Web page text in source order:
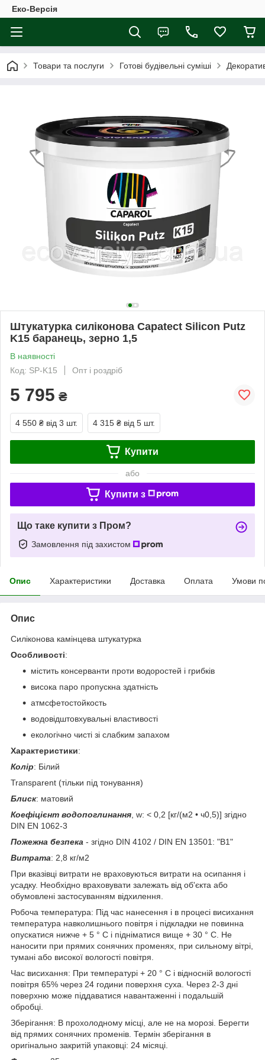
Еко-Версія
Товари та послуги Готові будівельні суміші
Штукатурка силіконова Capatect Silicon Putz
K15 баранець, зерно 1,5
В наявності
Код: SP-K15
Опт і роздріб
5 795 ₴
4 550 ₴ від 3 шт. 4 315 ₴ від 5 шт.
Купити
або
Купити з
Що таке купити з Пром?
Замовлення під захистом
Опис Характеристики Доставка Оплата Умови
Опис
Силіконова камінцева штукатурка
Особливості:
містить консерванти проти водоростей і грибків
висока паро пропускна здатність
атмсфетостойкость
водовідштовхувальні властивості
екологічно чисті зі слабким запахом
Характеристики:
Колір: Білий
Transparent (тільки під тонування)
Блиск: матовий
Коефіцієнт водопоглинання , w: < 0,2 [кг/(м2 • ч0,5)] згідно
DIN EN 1062-3
Пожежна безпека - згідно DIN 4102 / DIN EN 13501: "В1"
Витрата: 2,8 кг/м2
При вказівці витрати не враховуються витрати на осипання і
усадку. Необхідно враховувати залежать від об'єкта або
обумовлені застосуванням відхилення.
Робоча температура: Під час нанесення і в процесі висихання
температура навколишнього повітря і підкладки не повинна
опускатися нижче + 5 ° C і підніматися вище + 30 ° C. Не
наносити при прямих сонячних променях, при сильному вітрі,
тумані або високої вологості повітря.
Час висихання: При температурі + 20 ° C і відносній вологості
повітря 65% через 24 години поверхня суха. Через 2-3 дні
поверхню може піддаватися навантаженні і подальшій
обробці.
Зберігання: В прохолодному місці, але не на морозі. Берегти
від прямих сонячних променів. Термін зберігання в
оригінально закритій упаковці: 24 місяці.